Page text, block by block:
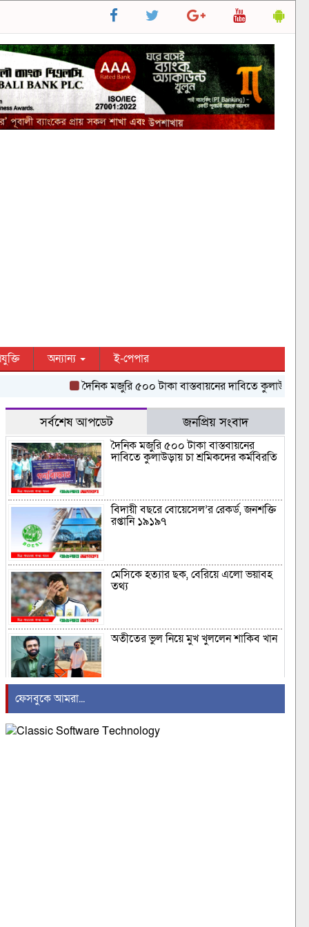
অন্যান্য
ই-পেপার
দৈনিক মজুরি ৫০০ টাকা বাস্তবায়নের দাবিতে কুলাউড়ায় চা
সর্বশেষ আপডেট জনপ্রিয় সংবাদ
দৈনিক মজুরি ৫০০ টাকা বাস্তবায়নের
দাবিতে কুলাউড়ায় চা শ্রমিকদের কর্মবিরতি
বিদায়ী বছরে বোয়েসেল’র রেকর্ড, জনশক্তি
রপ্তানি ১৯১৯৭
মেসিকে হত্যার ছক, বেরিয়ে এলো ভয়াবহ
তথ্য
অতীতের ভুল নিয়ে মুখ খুললেন শাকিব খান
কর্মকর্তা, পাকিস্তানে তথ্য পাচারের
অভিযোগ
ফেসবুকে আমরা...